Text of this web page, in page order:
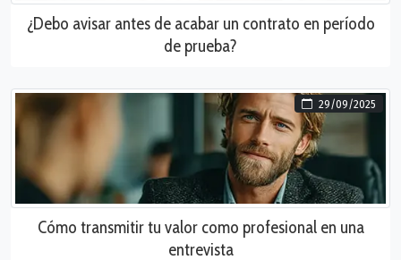
¿Debo avisar antes de acabar un contrato en período
de prueba?
29/09/2025
Cómo transmitir tu valor como profesional en una
entrevista